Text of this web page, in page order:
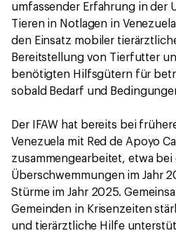
umfassender Erfahrung in der
Tieren in Notlagen in
den Einsatz mobiler
Bereitstellung von Tierfutter
benötigten Hilfsgütern für
sobald Bedarf und
Der IFAW hat bereits bei
Venezuela mit Red de Apoyo
zusammengearbeitet, etwa
Überschwemmungen im Jahr
Stürme im Jahr 2025.
Gemeinden in Krisenzeiten
und tierärztliche Hilfe